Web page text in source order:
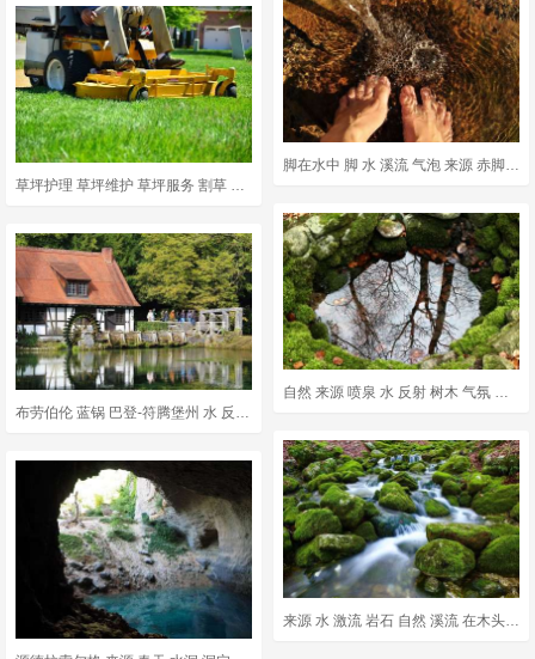
布劳伯伦 蓝锅 巴登-符腾堡州 水 反射 来源 桁架 树木 水车
脚在水中 脚 水 溪流 气泡 来源 赤脚 太阳 春天 洗澡
自然 来源 喷泉 水 反射 树木 气氛 情绪 轮廓 树 反映
来源 水 激流 岩石 自然 溪流 在木头里 苔藓 清水 绿色